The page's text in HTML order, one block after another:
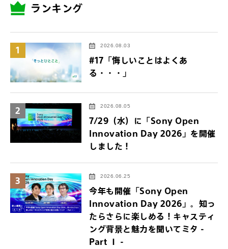
ランキング
1 2026.08.03
#17「悔しいことはよくあ
る・・・」
2 2026.08.05
7/29（水）に「Sony Open
Innovation Day 2026」を開催
しました！
3 2026.06.25
今年も開催「Sony Open
Innovation Day 2026」。知っ
たらさらに楽しめる！キャスティ
ング背景と魅力を聞いてミタ -
Part Ⅰ -